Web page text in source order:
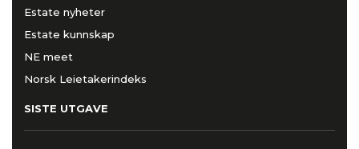
Estate nyheter
Estate kunnskap
NE meet
Norsk Leietakerindeks
SISTE UTGAVE